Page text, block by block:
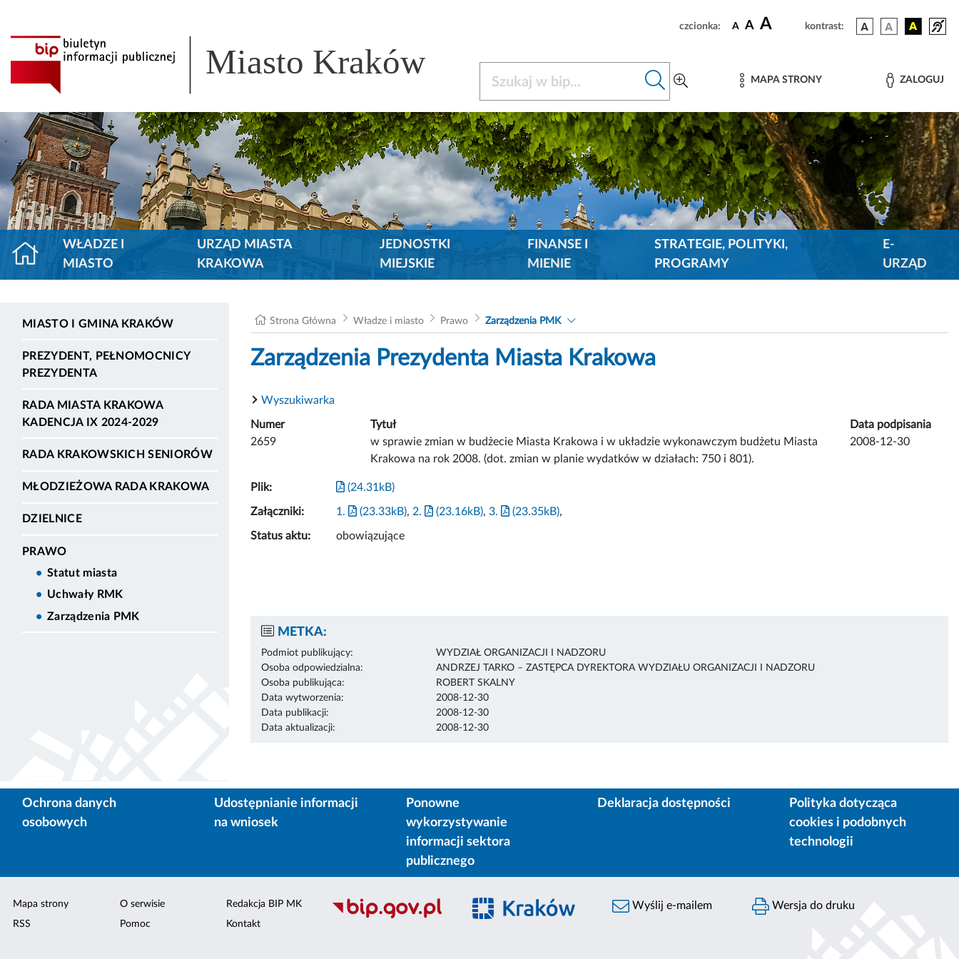
czcionka: A A A kontrast:
Miasto Kraków MAPA STRONY ZALOGUJ
WŁADZE I
MIASTO
URZĄD MIASTA
KRAKOWA
JEDNOSTKI
MIEJSKIE
FINANSE I
MIENIE
STRATEGIE, POLITYKI,
PROGRAMY
E-
URZĄD
MIASTO I GMINA KRAKÓW
PREZYDENT, PEŁNOMOCNICY
PREZYDENTA
RADA MIASTA KRAKOWA
KADENCJA IX 2024-2029
RADA KRAKOWSKICH SENIORÓW
MŁODZIEŻOWA RADA KRAKOWA
DZIELNICE
PRAWO
Statut miasta
Uchwały RMK
Zarządzenia PMK
Strona Główna Władze i miasto Prawo Zarządzenia PMK
Zarządzenia Prezydenta Miasta Krakowa
Wyszukiwarka
Numer Tytuł
Data podpisania
2659
w sprawie zmian w budżecie Miasta Krakowa i w układzie wykonawczym budżetu Miasta
Krakowa na rok 2008. (dot. zmian w planie wydatków w działach: 750 i 801).
2008-12-30
Plik: (24.31kB)
Załączniki: 1. (23.33kB), 2. (23.16kB), 3. (23.35kB),
Status aktu: obowiązujące
METKA:
Podmiot publikujący:
WYDZIAŁ ORGANIZACJI I NADZORU
Osoba odpowiedzialna:
ANDRZEJ TARKO – ZASTĘPCA DYREKTORA WYDZIAŁU ORGANIZACJI I NADZORU
Osoba publikująca:
ROBERT SKALNY
Data wytworzenia:
2008-12-30
Data publikacji:
2008-12-30
Data aktualizacji:
2008-12-30
Ochrona danych
osobowych
Udostępnianie informacji
na wniosek
Ponowne
wykorzystywanie
informacji sektora
publicznego
Deklaracja dostępności
Polityka dotycząca
cookies i podobnych
technologii
Mapa strony
RSS
O serwisie
Pomoc
Redakcja BIP MK
Kontakt
Wyślij e-mailem Wersja do druku